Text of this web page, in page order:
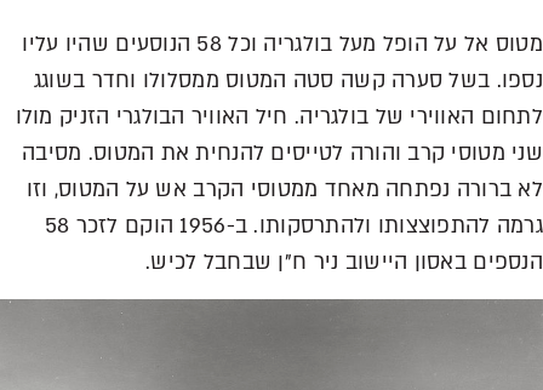
מטוס אל על הופל מעל בולגריה וכל 58 הנוסעים שהיו עליו
נספו. בשל סערה קשה סטה המטוס ממסלולו וחדר בשוגג
לתחום האווירי של בולגריה. חיל האוויר הבולגרי הזניק מולו
שני מטוסי קרב והורה לטייסים להנחית את המטוס. מסיבה
לא ברורה נפתחה מאחד ממטוסי הקרב אש על המטוס, וזו
גרמה להתפוצצותו ולהתרסקותו. ב-1956 הוקם לזכר 58
הנספים באסון היישוב ניר ח"ן שבחבל לכיש.